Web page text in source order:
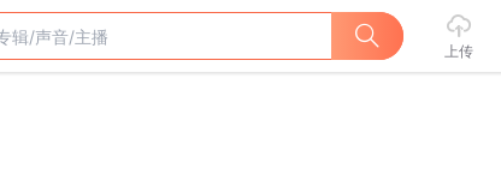
上传